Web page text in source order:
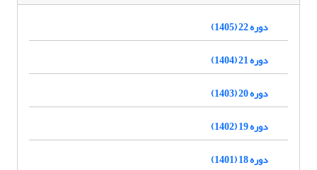
دوره 22 (1405)
دوره 21 (1404)
دوره 20 (1403)
دوره 19 (1402)
دوره 18 (1401)